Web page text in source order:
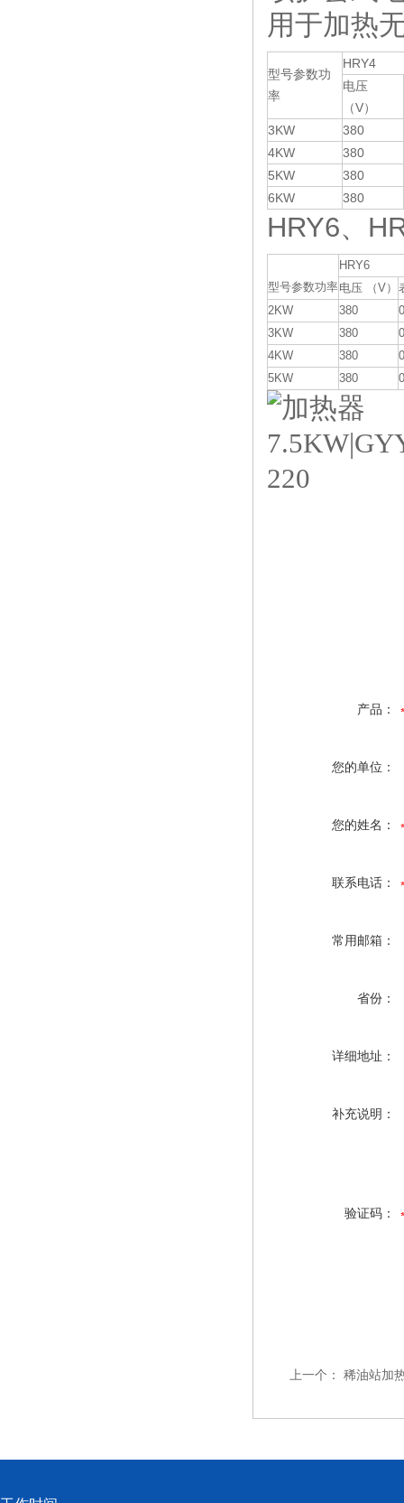
用于加热
型号参数功
率
HRY4
电压
（V）
3KW
380
4KW
380
5KW
380
6KW
380
HRY6、
型号参数功率
HRY6
电压 （V）
2KW
380
3KW
380
4KW
380
5KW
380
产品：
您的单位：
您的姓名：
联系电话：
常用邮箱：
省份：
详细地址：
补充说明：
验证码：
上一个： 稀油站加